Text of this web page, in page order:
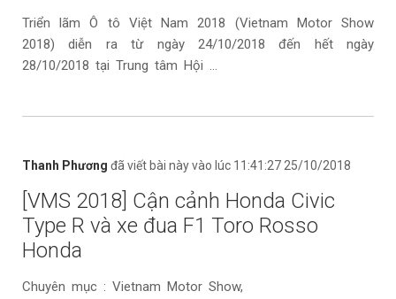
Triển lãm Ô tô Việt Nam 2018 (Vietnam Motor Show
2018) diễn ra từ ngày 24/10/2018 đến hết ngày
28/10/2018 tại Trung tâm Hội ...
Thanh Phương đã viết bài này vào lúc 11:41:27 25/10/2018
[VMS 2018] Cận cảnh Honda Civic
Type R và xe đua F1 Toro Rosso
Honda
Chuyên mục : Vietnam Motor Show,